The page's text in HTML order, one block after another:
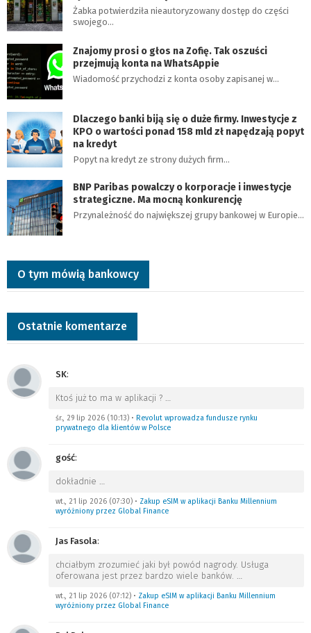
Żabka potwierdziła nieautoryzowany dostęp do części
swojego…
Znajomy prosi o głos na Zofię. Tak oszuści
przejmują konta na WhatsAppie
Wiadomość przychodzi z konta osoby zapisanej w…
Dlaczego banki biją się o duże firmy. Inwestycje z
KPO o wartości ponad 158 mld zł napędzają popyt
na kredyt
Popyt na kredyt ze strony dużych firm…
BNP Paribas powalczy o korporacje i inwestycje
strategiczne. Ma mocną konkurencję
Przynależność do największej grupy bankowej w Europie…
O tym mówią bankowcy
Ostatnie komentarze
SK:
Ktoś już to ma w aplikacji ?
śr., 29 lip 2026 (10:13) • Revolut wprowadza fundusze rynku
prywatnego dla klientów w Polsce
gość:
dokładnie
wt., 21 lip 2026 (07:30) • Zakup eSIM w aplikacji Banku Millennium
wyróżniony przez Global Finance
Jas Fasola:
chciałbym zrozumieć jaki był powód nagrody. Usługa
oferowana jest przez bardzo wiele banków.
wt., 21 lip 2026 (07:12) • Zakup eSIM w aplikacji Banku Millennium
wyróżniony przez Global Finance